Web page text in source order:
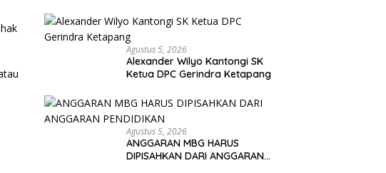
Agustus 5, 2026
Alexander Wilyo Kantongi SK
Ketua DPC Gerindra Ketapang
Agustus 5, 2026
ANGGARAN MBG HARUS
DIPISAHKAN DARI ANGGARAN